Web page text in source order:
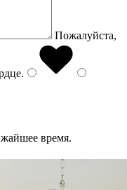
Пожалуйста,
.
время.